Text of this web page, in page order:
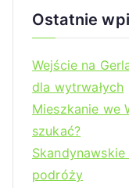
Ostatnie
Wejście na
dla wytrwałych
Mieszkanie we
szukać?
podróży